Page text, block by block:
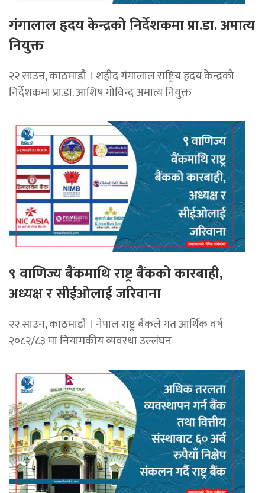
गंगालाल हृदय केन्द्रको निर्देशकमा प्रा.डा. अमात्य
नियुक्त
२२ साउन, काठमाडाैं । शहीद गंगालाल राष्ट्रिय हृदय केन्द्रको
निर्देशकमा प्रा.डा. आशिष गोविन्द अमात्य नियुक्त
९ वाणिज्य बैंकमाथि राष्ट्र बैंकको कारबाही,
अध्यक्ष र सीईओलाई जरिवाना
२२ साउन, काठमाडौं । नेपाल राष्ट्र बैंकले गत आर्थिक वर्ष
२०८२/८३ मा नियामकीय व्यवस्था उल्लंघन